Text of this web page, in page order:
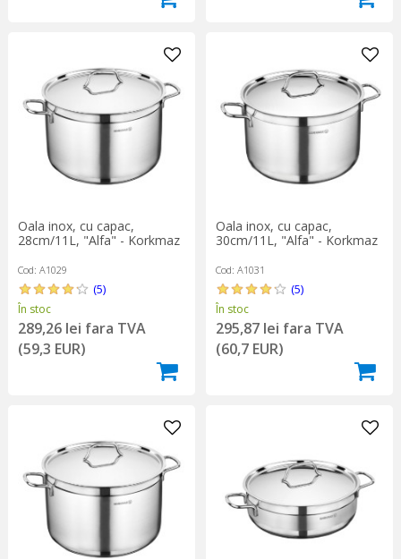
Oala inox, cu capac,
28cm/11L, "Alfa" - Korkmaz
Cod: A1029
(5)
În stoc
289,26 lei fara TVA
(59,3 EUR)
Oala inox, cu capac,
30cm/11L, "Alfa" - Korkmaz
Cod: A1031
(5)
În stoc
295,87 lei fara TVA
(60,7 EUR)